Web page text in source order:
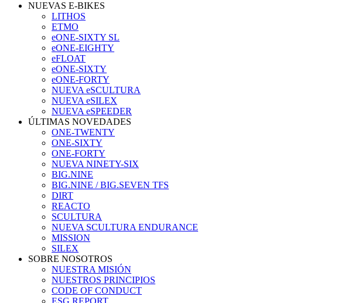
NUEVAS E-BIKES
LITHOS
ETMO
eONE-SIXTY SL
eONE-EIGHTY
eFLOAT
eONE-SIXTY
eONE-FORTY
NUEVA eSCULTURA
NUEVA eSILEX
NUEVA eSPEEDER
ÚLTIMAS NOVEDADES
ONE-TWENTY
ONE-SIXTY
ONE-FORTY
NUEVA NINETY-SIX
BIG.NINE
BIG.NINE / BIG.SEVEN TFS
DIRT
REACTO
SCULTURA
NUEVA SCULTURA ENDURANCE
MISSION
SILEX
SOBRE NOSOTROS
NUESTRA MISIÓN
NUESTROS PRINCIPIOS
CODE OF CONDUCT
ESG REPORT